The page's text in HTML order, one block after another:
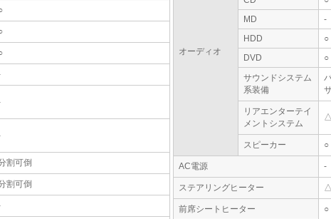
割可倒
割可倒
オーディオ
MD
-
HDD
○
DVD
○
サウンドシステム
系装備
リアエンターテイ
メントシステム
スピーカー ○
AC電源 -
ステアリングヒーター
前席シートヒーター ○